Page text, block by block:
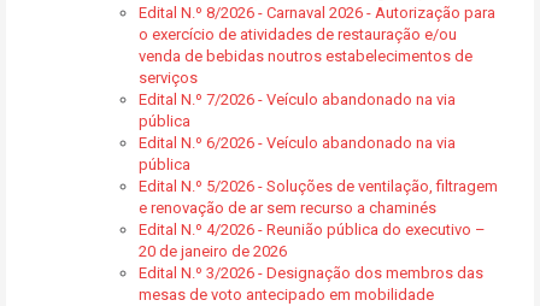
Edital N.º 8/2026 - Carnaval 2026 - Autorização para
o exercício de atividades de restauração e/ou
venda de bebidas noutros estabelecimentos de
serviços
Edital N.º 7/2026 - Veículo abandonado na via
pública
Edital N.º 6/2026 - Veículo abandonado na via
pública
Edital N.º 5/2026 - Soluções de ventilação, filtragem
e renovação de ar sem recurso a chaminés
Edital N.º 4/2026 - Reunião pública do executivo –
20 de janeiro de 2026
Edital N.º 3/2026 - Designação dos membros das
mesas de voto antecipado em mobilidade